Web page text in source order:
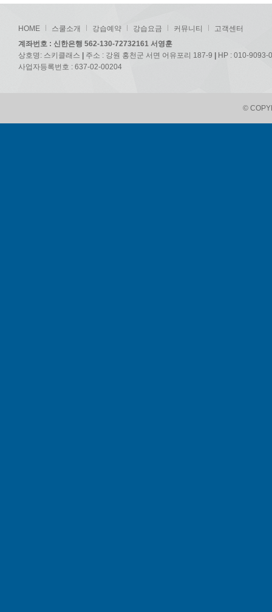
HOME 스쿨소개 강습예약 강습요금 커뮤니티
고객센터
계좌번호 : 신한은행 562-130-72732161 서영훈
상호명: 스키클래스
주소 : 강원 홍천군 서면 어유포리 187-9
HP : 010-9093-
사업자등록번호 : 637-02-00204
©